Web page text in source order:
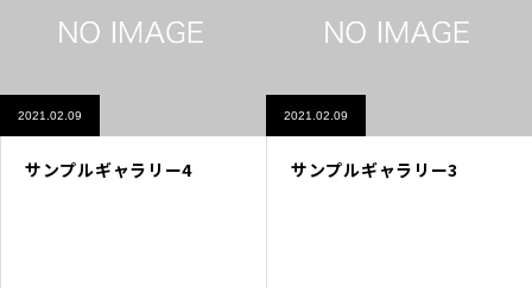
2021.02.09
サンプルギャラリー4
2021.02.09
サンプルギャラリー3